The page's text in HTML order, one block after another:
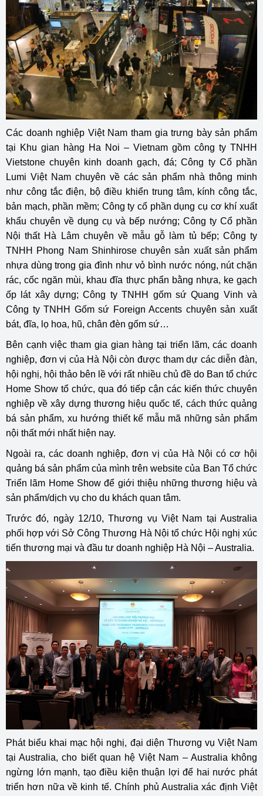
Các doanh nghiệp Việt Nam tham gia trưng bày sản phẩm
tại Khu gian hàng Ha Noi – Vietnam gồm công ty TNHH
Vietstone chuyên kinh doanh gạch, đá; Công ty Cổ phần
Lumi Việt Nam chuyên về các sản phẩm nhà thông minh
như công tắc điện, bộ điều khiển trung tâm, kính công tắc,
bản mạch, phần mềm; Công ty cổ phần dụng cụ cơ khí xuất
khẩu chuyên về dụng cụ và bếp nướng; Công ty Cổ phần
Nội thất Hà Lâm chuyên về mẫu gỗ làm tủ bếp; Công ty
TNHH Phong Nam Shinhirose chuyên sản xuất sản phẩm
nhựa dùng trong gia đình như vỏ bình nước nóng, nút chặn
rác, cốc ngăn mùi, khau đĩa thực phẩn bằng nhựa, ke gạch
ốp lát xây dựng; Công ty TNHH gốm sứ Quang Vinh và
Công ty TNHH Gốm sứ Foreign Accents chuyên sản xuất
bát, đĩa, lọ hoa, hũ, chân đèn gốm sứ…
Bên cạnh việc tham gia gian hàng tại triển lãm, các doanh
nghiệp, đơn vị của Hà Nội còn được tham dự các diễn đàn,
hội nghị, hội thảo bên lề với rất nhiều chủ đề do Ban tổ chức
Home Show tổ chức, qua đó tiếp cận các kiến thức chuyên
nghiệp về xây dựng thương hiệu quốc tế, cách thức quảng
bá sản phẩm, xu hướng thiết kế mẫu mã những sản phẩm
nội thất mới nhất hiện nay.
Ngoài ra, các doanh nghiệp, đơn vị của Hà Nội có cơ hội
quảng bá sản phẩm của mình trên website của Ban Tổ chức
Triển lãm Home Show để giới thiệu những thương hiệu và
sản phẩm/dịch vụ cho du khách quan tâm.
Trước đó, ngày 12/10, Thương vụ Việt Nam tại Australia
phối hợp với Sở Công Thương Hà Nội tổ chức Hội nghị xúc
tiến thương mại và đầu tư doanh nghiệp Hà Nội – Australia.
Phát biểu khai mạc hội nghị, đại diện Thương vụ Việt Nam
tại Australia, cho biết quan hệ Việt Nam – Australia không
ngừng lớn mạnh, tạo điều kiện thuận lợi để hai nước phát
triển hơn nữa về kinh tế. Chính phủ Australia xác định Việt